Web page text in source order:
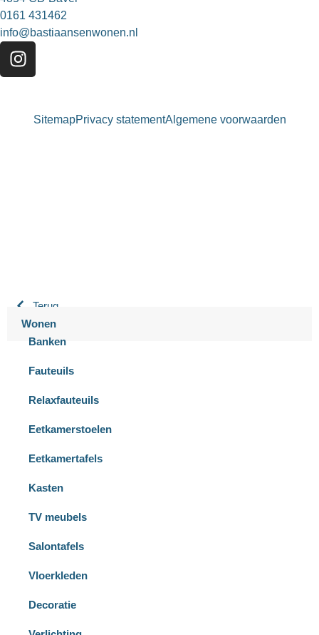
0161 431462
info@bastiaansenwonen.nl
SitemapPrivacy statementAlgemene voorwaarden
Terug
Wonen
Banken
Fauteuils
Relaxfauteuils
Eetkamerstoelen
Eetkamertafels
Kasten
TV meubels
Salontafels
Vloerkleden
Decoratie